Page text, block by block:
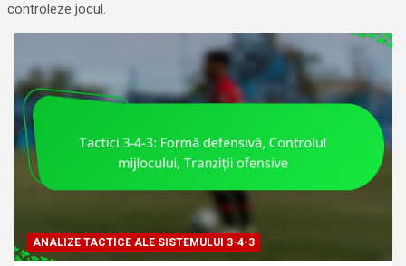
controleze jocul.
ANALIZE TACTICE ALE SISTEMULUI 3-4-3